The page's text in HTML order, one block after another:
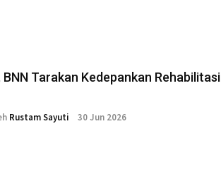
Tarakan Kedepankan Rehabilitasi
Rustam Sayuti 30 Jun 2026